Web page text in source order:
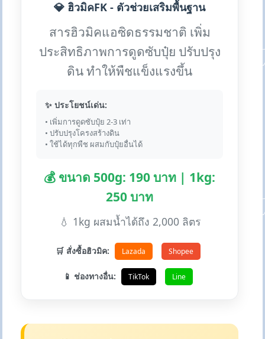
💎 ฮิวมิคFK - ตัวช่วยเสริมพื้นฐาน
สารฮิวมิคแอซิดธรรมชาติ เพิ่ม
ประสิทธิภาพการดูดซับปุ๋ย ปรับปรุง
ดิน ทำให้พืชแข็งแรงขึ้น
✨ ประโยชน์เด่น:
• เพิ่มการดูดซับปุ๋ย 2-3 เท่า
• ปรับปรุงโครงสร้างดิน
• ใช้ได้ทุกพืช ผสมกับปุ๋ยอื่นได้
💰 ขนาด 500g: 190 บาท | 1kg:
250 บาท
💧 1kg ผสมน้ำได้ถึง 2,000 ลิตร
🛒 สั่งซื้อฮิวมิค: Lazada Shopee
📱 ช่องทางอื่น: TikTok Line